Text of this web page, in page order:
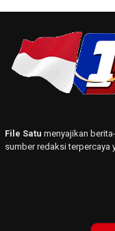
File Satu menyajikan
sumber redaksi terpercaya